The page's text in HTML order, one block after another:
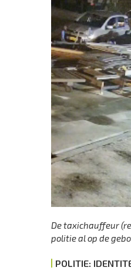
De taxichauffeur
politie al op de
POLITIE: